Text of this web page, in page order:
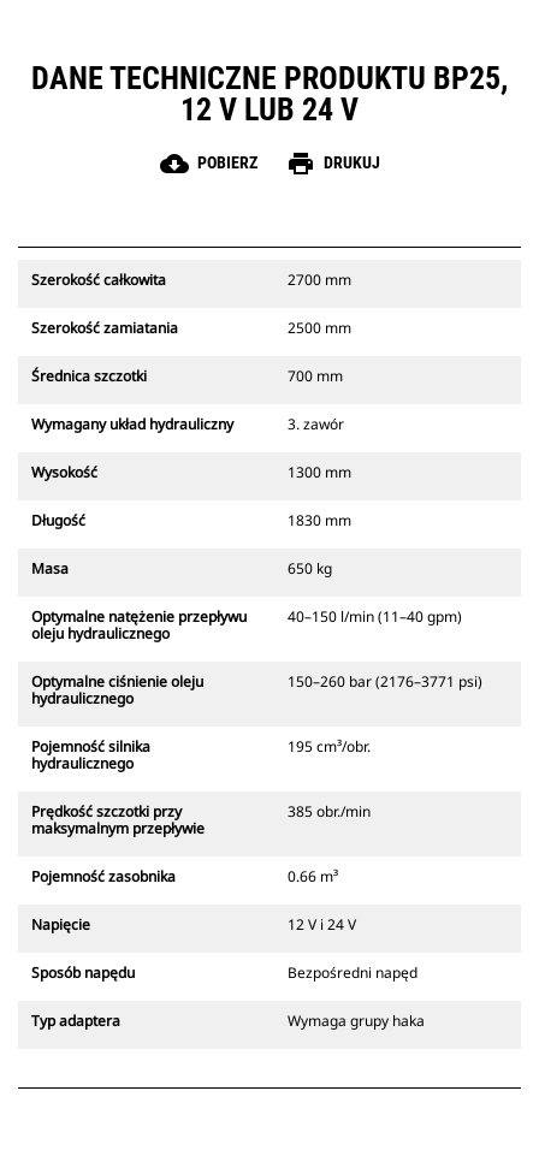
DANE TECHNICZNE PRODUKTU BP25,
12 V LUB 24 V
cloud_download POBIERZ print DRUKUJ
Szerokość całkowita 2700 mm
Szerokość zamiatania 2500 mm
Średnica szczotki 700 mm
Wymagany układ hydrauliczny 3. zawór
Wysokość 1300 mm
Długość 1830 mm
Masa 650 kg
Optymalne natężenie przepływu
oleju hydraulicznego
40–150 l/min (11–40 gpm)
Optymalne ciśnienie oleju
hydraulicznego
150–260 bar (2176–3771 psi)
Pojemność silnika
hydraulicznego
195 cm³/obr.
Prędkość szczotki przy
maksymalnym przepływie
385 obr./min
Pojemność zasobnika 0.66 m³
Napięcie 12 V i 24 V
Sposób napędu Bezpośredni napęd
Typ adaptera Wymaga grupy haka